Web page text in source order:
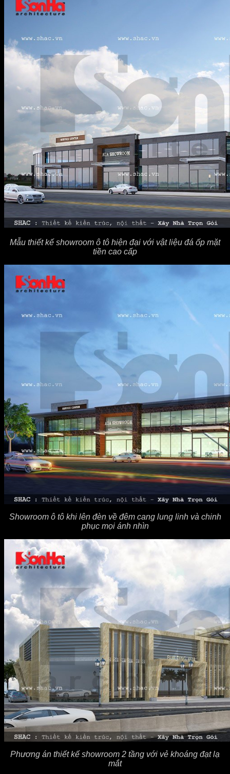
Mẫu thiết kế showroom ô tô hiện đại với vật liệu đá ốp mặt
tiền cao cấp
Showroom ô tô khi lên đèn về đêm cang lung linh và chinh
phục mọi ánh nhìn
Phương án thiết kế showroom 2 tầng với vẻ khoáng đạt lạ
mắt